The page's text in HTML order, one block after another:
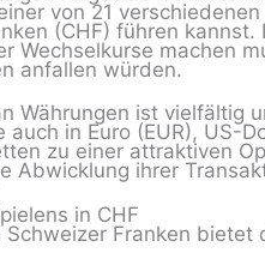
von 21
(CHF) führen
Wechselkurse machen
anfallen würden.
Währungen ist vielfältig
auch in Euro (EUR), US-
zu einer attraktiven
Abwicklung ihrer
in CHF
Schweizer Franken bietet